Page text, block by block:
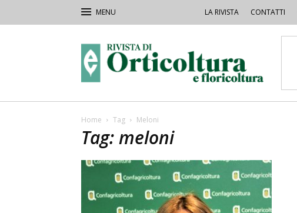
LA RIVISTA CONTATTI
Orticoltura
Home Tag Meloni
Tag: meloni